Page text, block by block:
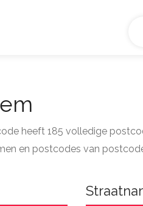
heeft 185 volledige
en postcodes van